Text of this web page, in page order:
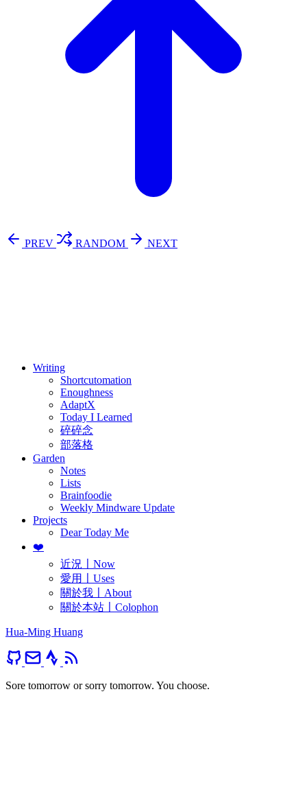
PREV RANDOM
NEXT
Writing
Shortcutomation
Enoughness
AdaptX
Today I Learned
碎碎念
部落格
Garden
Notes
Lists
Brainfoodie
Weekly Mindware Update
Projects
Dear Today Me
❤️
近況〡Now
愛用〡Uses
關於我〡About
關於本站〡Colophon
Hua-Ming Huang
Sore tomorrow or sorry tomorrow. You choose.